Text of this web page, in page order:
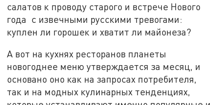
салатов к проводу старого и встрече Нового
года с извечными русскими тревогами:
куплен ли горошек и хватит ли майонеза?
А вот на кухнях ресторанов планеты
новогоднее меню утверждается за месяц, и
основано оно как на запросах потребителя,
так и на модных кулинарных тенденциях,